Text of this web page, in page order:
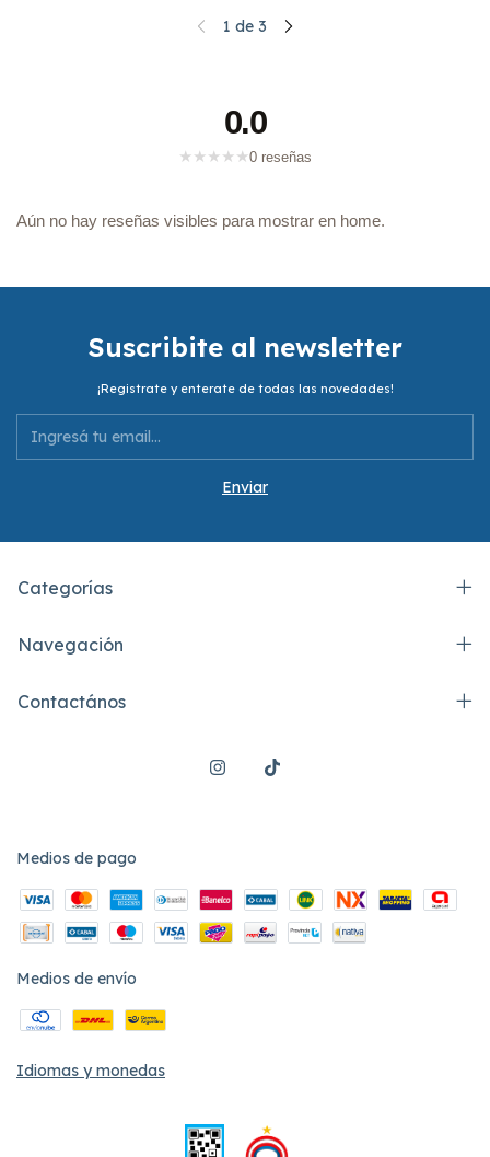
1 de 3
0.0
★ ★ ★ ★ ★0 reseñas
Aún no hay reseñas visibles para mostrar en home.
Suscribite al newsletter
¡Registrate y enterate de todas las novedades!
Categorías
Navegación
Contactános
Medios de pago
Medios de envío
Idiomas y monedas